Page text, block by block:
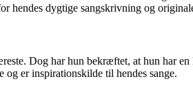
hendes dygtige sangskrivning og
Dog har hun bekræftet, at hun har
og er inspirationskilde til hendes sange.